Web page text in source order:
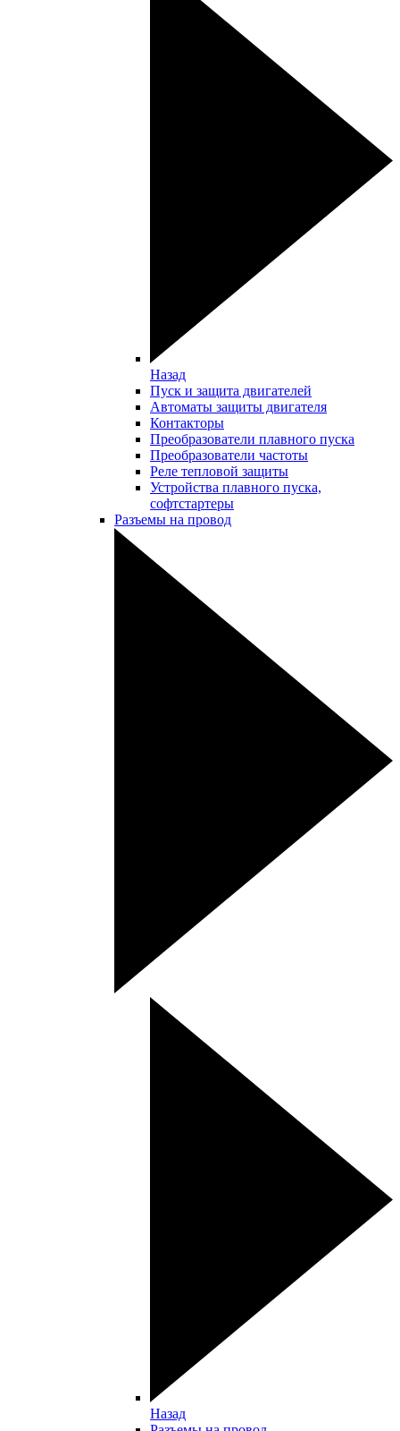
Назад
Пуск и защита двигателей
Автоматы защиты двигателя
Контакторы
Преобразователи плавного пуска
Преобразователи частоты
Реле тепловой защиты
Устройства плавного пуска,
софтстартеры
Разъемы на провод
Назад